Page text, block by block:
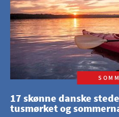
17 skønne danske
tusmørket og